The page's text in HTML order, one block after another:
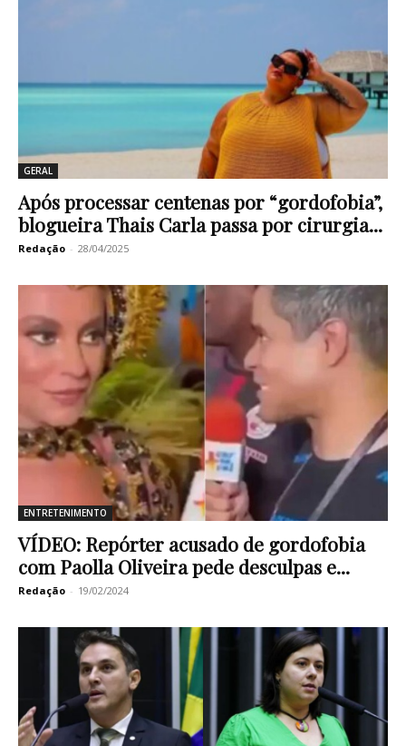
GERAL
Após processar centenas por “gordofobia”,
blogueira Thais Carla passa por cirurgia...
Redação - 28/04/2025
ENTRETENIMENTO
VÍDEO: Repórter acusado de gordofobia
com Paolla Oliveira pede desculpas e...
Redação - 19/02/2024